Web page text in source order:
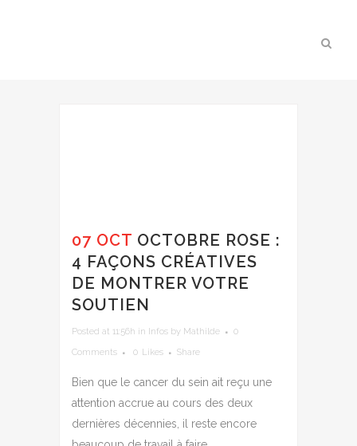
07 OCT OCTOBRE ROSE :
4 FAÇONS CRÉATIVES
DE MONTRER VOTRE
SOUTIEN
Posted at 11:56h in Infos by Mathilde
0
Comments
0 Likes Share
Bien que le cancer du sein ait reçu une
attention accrue au cours des deux
dernières décennies, il reste encore